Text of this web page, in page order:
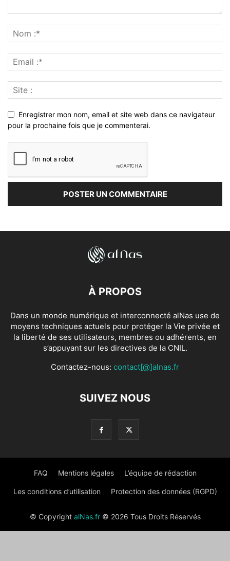
Enregistrer mon nom, email et site web dans ce navigateur
pour la prochaine fois que je commenterai.
À PROPOS
Dans un monde numérique et interconnecté alNas use de
moyens techniques actuels pour protéger la Vie privée et
la liberté de ses utilisateurs, membres ou adhérents, en
s’appuyant sur les directives de la CNIL.
Contactez-nous: contact[@]alnas.fr
SUIVEZ NOUS
FAQ Mentions légales L’équipe de rédaction
Les conditions d’utilisation Protection des données (RGPD)
© Copyright alNas.fr© 2026 Tous Droits Réservés